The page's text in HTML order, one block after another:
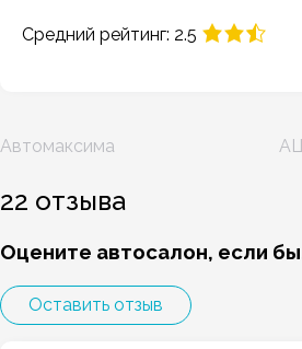
Средний рейтинг: 2.5
Навигация
записям
Автомаксима
22 отзыва
Оцените автосалон, если
Оставить отзыв